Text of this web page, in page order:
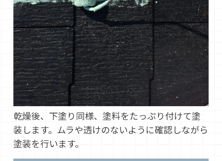
乾燥後、下塗り同様、塗料をたっぷり付けて塗
装します。ムラや透けのないように確認しながら
塗装を行います。